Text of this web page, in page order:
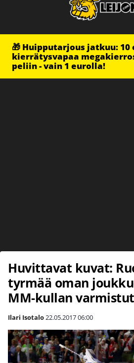
🎁 Huipputarjous jatkuu: 10
kierrätysvapaa
peliin - vain 1 eurolla!
Huvittavat kuvat:
tyrmää oman
MM-kullan
Ilari Isotalo22.05.201706:00